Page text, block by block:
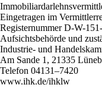
Eingetragen im
Registernummer D-W-
Aufsichtsbehörde und
Industrie- und
Am Sande 1, 21335
Telefon 04131–7420
www.ihk.de/ihklw